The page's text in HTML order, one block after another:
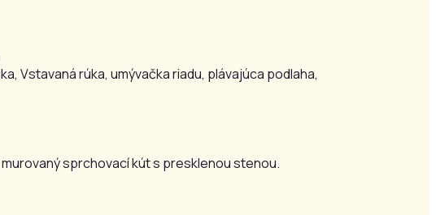
Vstavaná rúka, umývačka riadu, plávajúca podlaha,
sprchovací kút s presklenou stenou.